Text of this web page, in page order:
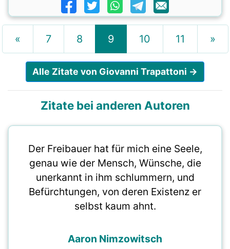
« 7 8 9 10 11 »
Alle Zitate von Giovanni Trapattoni →
Zitate bei anderen Autoren
Der Freibauer hat für mich eine Seele,
genau wie der Mensch, Wünsche, die
unerkannt in ihm schlummern, und
Befürchtungen, von deren Existenz er
selbst kaum ahnt.
Aaron Nimzowitsch